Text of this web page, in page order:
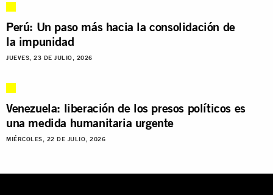
Perú: Un paso más hacia la consolidación de
la impunidad
JUEVES, 23 DE JULIO, 2026
Venezuela: liberación de los presos políticos es
una medida humanitaria urgente
MIÉRCOLES, 22 DE JULIO, 2026